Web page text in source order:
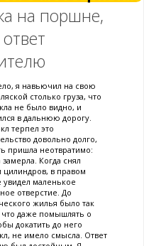
на поршне,
я навьючил на свою
столько груза, что
не было видно, и
в дальнюю дорогу.
терпел это
довольно долго,
пришла неотвратимо:
Когда снял
цилиндров, в правом
маленькое
отверстие. До
жилья было так
что даже помышлять о
докатить до него
не имело смысла. Ответ